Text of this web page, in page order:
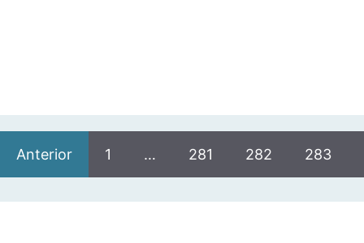
Anterior 1 … 281 282 283